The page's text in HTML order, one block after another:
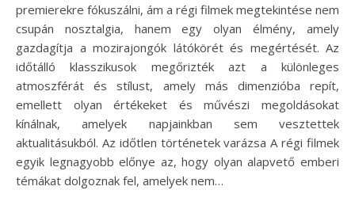
premierekre fókuszálni, ám a régi filmek megtekintése nem
csupán nosztalgia, hanem egy olyan élmény, amely
gazdagítja a mozirajongók látókörét és megértését. Az
időtálló klasszikusok megőrizték azt a különleges
atmoszférát és stílust, amely más dimenzióba repít,
emellett olyan értékeket és művészi megoldásokat
kínálnak, amelyek napjainkban sem vesztettek
aktualitásukból. Az időtlen történetek varázsa A régi filmek
egyik legnagyobb előnye az, hogy olyan alapvető emberi
témákat dolgoznak fel, amelyek nem…